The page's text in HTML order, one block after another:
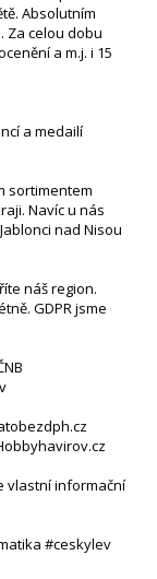
Absolutním
Za celou dobu
a m.j. i 15
a medailí
sortimentem
Navíc u nás
nad Nisou
náš region.
GDPR jsme
vlastní informační
#ceskylev